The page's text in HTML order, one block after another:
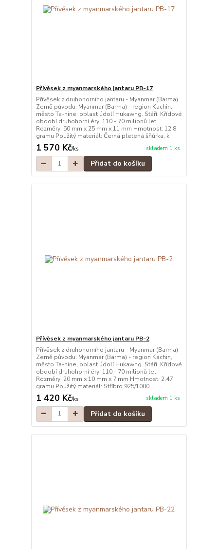
Přívěsek z myanmarského jantaru PB-17
Přívěsek z druhohorního jantaru - Myanmar (Barma)
Země původu: Myanmar (Barma) - region Kachin,
město Ta-nine, oblast údolí Hukawng. Stáří: Křídové
období druhohorní éry: 110 - 70 milionů let.
Rozměry: 50 mm x 25 mm x 11 mm Hmotnost: 12.8
gramu Použitý materiál: Černá pletená šňůrka, k
1 570 Kč/ks skladem 1 ks
Přidat do košíku
Přívěsek z myanmarského jantaru PB-2
Přívěsek z druhohorního jantaru - Myanmar (Barma)
Země původu: Myanmar (Barma) - region Kachin,
město Ta-nine, oblast údolí Hukawng. Stáří: Křídové
období druhohorní éry: 110 - 70 milionů let.
Rozměry: 20 mm x 10 mm x 7 mm Hmotnost: 2,47
gramu Použitý materiál: Stříbro 925/1000
1 420 Kč/ks skladem 1 ks
Přidat do košíku